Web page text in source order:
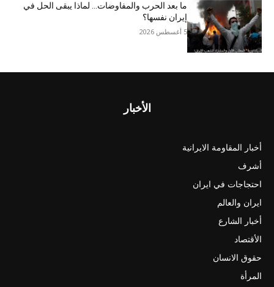
ما بعد الحرب والمفاوضات… لماذا يبقى الحل في
إيران نفسها؟
5 أغسطس 2026
الأخبار
أخبار المقاومة الايرانية
أشرف
احتجاجات في ايران
ايران والعالم
أخبار الشارع
الأقتصاد
حقوق الانسان
المرأة